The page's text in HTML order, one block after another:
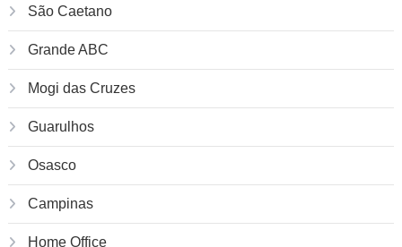
São Caetano
Grande ABC
Mogi das Cruzes
Guarulhos
Osasco
Campinas
Home Office